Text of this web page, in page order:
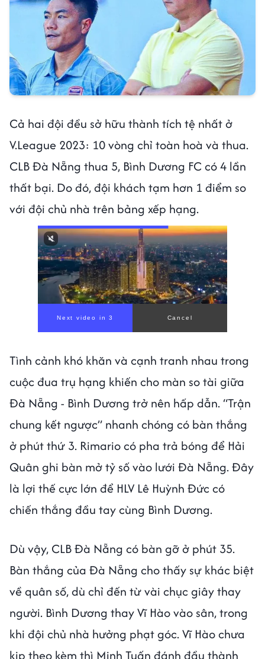
Cả hai đội đều sở hữu thành tích tệ nhất ở
V.League 2023: 10 vòng chỉ toàn hoà và thua.
CLB Đà Nẵng thua 5, Bình Dương FC có 4 lần
thất bại. Do đó, đội khách tạm hơn 1 điểm so
với đội chủ nhà trên bảng xếp hạng.
Next video in 1 Cancel
Tình cảnh khó khăn và cạnh tranh nhau trong
cuộc đua trụ hạng khiến cho màn so tài giữa
Đà Nẵng - Bình Dương trở nên hấp dẫn. “Trận
chung kết ngược” nhanh chóng có bàn thắng
ở phút thứ 3. Rimario có pha trả bóng để Hải
Quân ghi bàn mở tỷ số vào lưới Đà Nẵng. Đây
là lợi thế cực lớn để HLV Lê Huỳnh Đức có
chiến thắng đầu tay cùng Bình Dương.
Dù vậy, CLB Đà Nẵng có bàn gỡ ở phút 35.
Bàn thắng của Đà Nẵng cho thấy sự khác biệt
về quân số, dù chỉ đến từ vài chục giây thay
người. Bình Dương thay Vĩ Hào vào sân, trong
khi đội chủ nhà hưởng phạt góc. Vĩ Hào chưa
kịp theo kèm thì Minh Tuấn đánh đầu thành